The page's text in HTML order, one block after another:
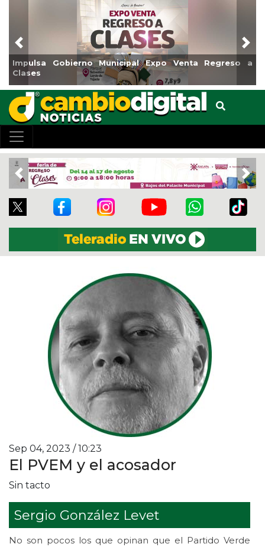
Expo Venta Regreso a
Reabrirá Coatzacoalcos la
Centro
Previous
Previous
Sep 04, 2023 / 10:23
El PVEM y el acosador
Sin tacto
Sergio González Levet
No son pocos los que opinan que el Partido Verde